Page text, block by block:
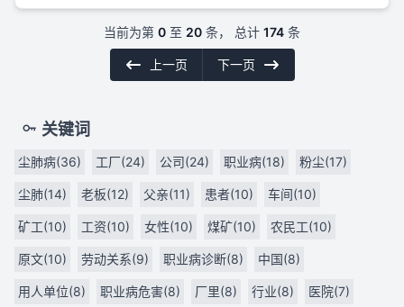
当前为第 0 至 20 条， 总计 174 条
上一页 下一页
关键词
尘肺病(36) 工厂(24) 公司(24) 职业病(18) 粉尘(17)
尘肺(14) 老板(12) 父亲(11) 患者(10) 车间(10)
矿工(10) 工资(10) 女性(10) 煤矿(10) 农民工(10)
原文(10) 劳动关系(9) 职业病诊断(8) 中国(8)
用人单位(8) 职业病危害(8) 厂里(8) 行业(8) 医院(7)